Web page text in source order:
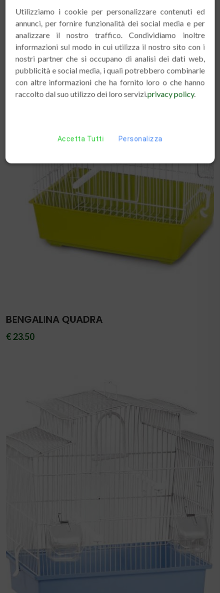
BENGALINA QUADRA
€ 23.50
Utilizziamo i cookie per personalizzare contenuti ed
annunci, per fornire funzionalità dei social media e per
analizzare il nostro traffico. Condividiamo inoltre
informazioni sul modo in cui utilizza il nostro sito con i
nostri partner che si occupano di analisi dei dati web,
pubblicità e social media, i quali potrebbero combinarle
con altre informazioni che ha fornito loro o che hanno
raccolto dal suo utilizzo dei loro servizi.privacy policy.
Accetta Tutti Personalizza